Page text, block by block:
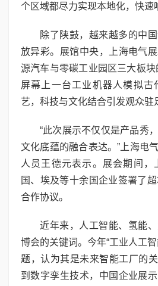
个区域都尽力实现本地化，快速
除了陕鼓，越来越多的中
放异彩。展馆中央，上海电气
源汽车与零碳工业园区三大板
屏幕上一台工业机器人模拟古
艺，科技与文化结合引发观众驻
“此次展示不仅仅是产品秀
文化底蕴的融合表达。”上海电
人员王德元表示。展会期间，
国、埃及等十余国企业签署了
合作协议。
近年来，人工智能、氢能
博会的关键词。今年“工业人工
题，认为其是未来智能工厂的
到数字孪生技术，中国企业展